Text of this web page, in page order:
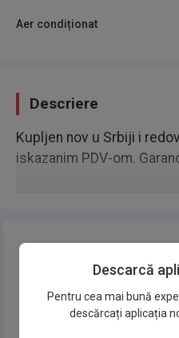
Aer condiționat
Descriere
Kupljen nov u Srbiji i
iskazanim PDV-om.
Descarcă
Pentru cea mai bună
descărcați aplicația